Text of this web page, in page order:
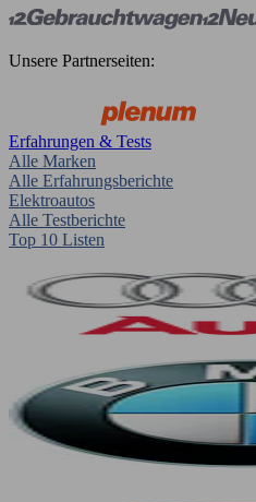
Unsere Partnerseiten:
Erfahrungen & Tests
Alle Marken
Alle Erfahrungsberichte
Elektroautos
Alle Testberichte
Top 10 Listen